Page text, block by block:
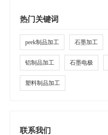
热门关键词
peek制品加工 石墨加工
铝制品加工 石墨电极
塑料制品加工
联系我们